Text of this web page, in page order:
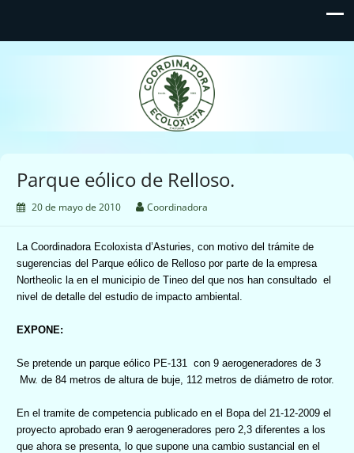
Coordinadora Ecoloxista
d'Asturies
Parque eólico de Relloso.
20 de mayo de 2010 Coordinadora
La Coordinadora Ecoloxista d’Asturies, con motivo del trámite de
sugerencias del Parque eólico de Relloso por parte de la empresa
Northeolic la en el municipio de Tineo del que nos han consultado el
nivel de detalle del estudio de impacto ambiental.
EXPONE:
Se pretende un parque eólico PE-131
con 9 aerogeneradores de 3
Mw. de 84 metros de altura de buje, 112 metros de diámetro de rotor.
En el tramite de competencia publicado en el Bopa del 21-12-2009 el
proyecto aprobado eran 9 aerogeneradores pero 2,3 diferentes a los
que ahora se presenta, lo que supone una cambio sustancial en el